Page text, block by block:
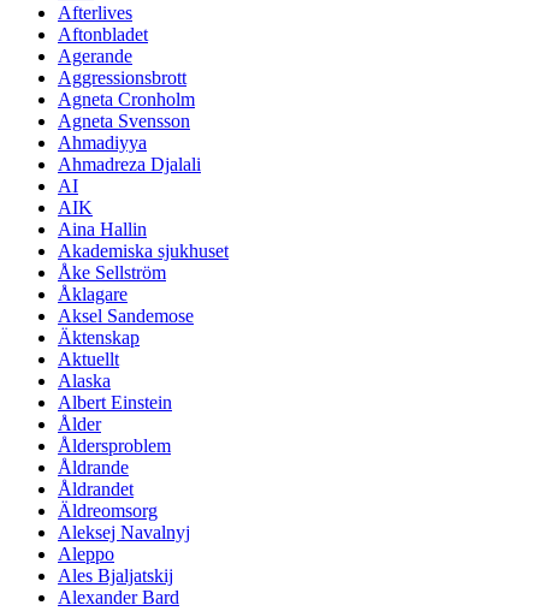
Afterlives
Aftonbladet
Agerande
Aggressionsbrott
Agneta Cronholm
Agneta Svensson
Ahmadiyya
Ahmadreza Djalali
AI
AIK
Aina Hallin
Akademiska sjukhuset
Åke Sellström
Åklagare
Aksel Sandemose
Äktenskap
Aktuellt
Alaska
Albert Einstein
Ålder
Åldersproblem
Åldrande
Åldrandet
Äldreomsorg
Aleksej Navalnyj
Aleppo
Ales Bjaljatskij
Alexander Bard